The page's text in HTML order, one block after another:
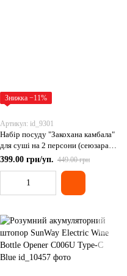
Знижка −11%
Артикул: id_9301
Набір посуду "Закохана камбала"
для суші на 2 персони (сеюзара,
хасі, хасіокі), Китай
399.00 грн/уп. 449.00 грн